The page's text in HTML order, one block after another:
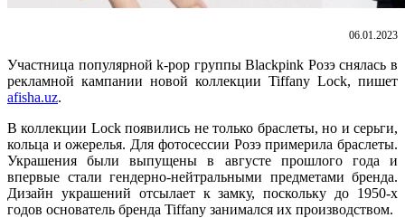
06.01.2023
Участница популярной k-pop группы Blackpink Розэ снялась в
рекламной кампании новой коллекции Tiffany Lock, пишет
afisha.uz.
В коллекции Lock появились не только браслеты, но и серьги,
кольца и ожерелья. Для фотосессии Розэ примерила браслеты.
Украшения были выпущены в августе прошлого года и
впервые стали гендерно-нейтральными предметами бренда.
Дизайн украшений отсылает к замку, поскольку до 1950-х
годов основатель бренда Tiffany занимался их производством.